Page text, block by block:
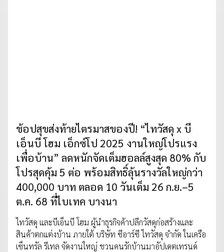
ช้อปสุขส่งท้ายไตรมาสของปี! “ไทวัสดุ x บี
เอ็นบี โฮม เอ็กซ์โป 2025 งานใหญ่โปรแรง
เพื่อบ้าน” ลดหนักจัดเต็มฮอลล์สูงสุด 80% กับ
โปรสุดคุ้ม 5 ต่อ พร้อมสิทธิ์ลุ้นรางวัลใหญ่กว่า
400,000 บาท ตลอด 10 วันเต็ม 26 ก.ย.–5
ต.ค. 68 ที่ไบเทค บางนา
ไทวัสดุ และบีเอ็นบี โฮม ผู้นำธุรกิจค้าปลีกวัสดุก่อสร้างและ
สินค้าตกแต่งบ้าน ภายใต้ บริษัท ซีอาร์ซี ไทวัสดุ จำกัด ในเครือ
เซ็นทรัล รีเทล จัดงานใหญ่ ชวนคนรักบ้านมาอัปเดตเทรนด์